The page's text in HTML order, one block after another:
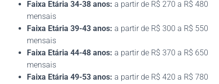
Faixa Etária 34-38 anos: a partir de R$ 270 a R$ 480
mensais
Faixa Etária 39-43 anos: a partir de R$ 300 a R$ 550
mensais
Faixa Etária 44-48 anos: a partir de R$ 370 a R$ 650
mensais
Faixa Etária 49-53 anos: a partir de R$ 420 a R$ 780